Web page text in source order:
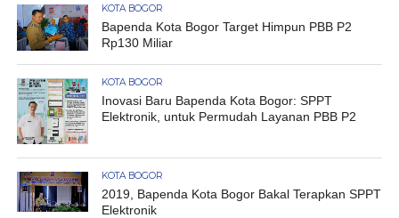
KOTA BOGOR
Bapenda Kota Bogor Target Himpun PBB P2
Rp130 Miliar
KOTA BOGOR
Inovasi Baru Bapenda Kota Bogor: SPPT
Elektronik, untuk Permudah Layanan PBB P2
KOTA BOGOR
2019, Bapenda Kota Bogor Bakal Terapkan SPPT
Elektronik